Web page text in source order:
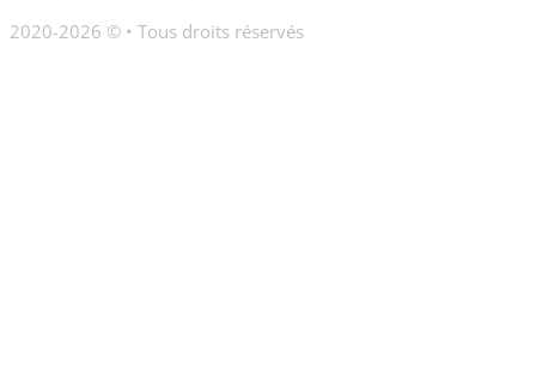
2020-2026 © • Tous droits réservés